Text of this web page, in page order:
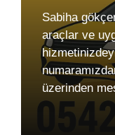
Sabiha
araçlar ve
üzerinden